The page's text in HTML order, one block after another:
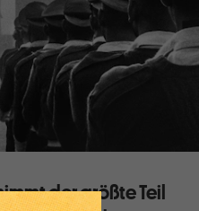
der größte Teil